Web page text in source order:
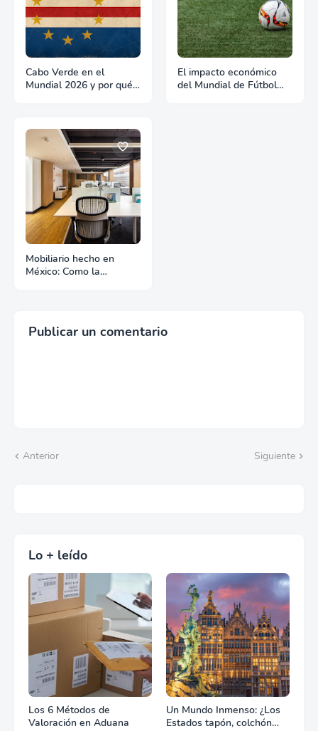
Cabo Verde en el
Mundial 2026 y por qué
El impacto económico
del Mundial de Fútbol
Mobiliario hecho en
México: Como la
Publicar un comentario
Anterior Siguiente
Lo + leído
Los 6 Métodos de
Valoración en Aduana
Un Mundo Inmenso: ¿Los
Estados tapón, colchón